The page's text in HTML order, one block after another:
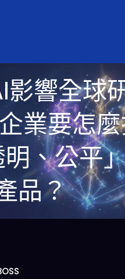
影響全球
業要怎
、公平
品？